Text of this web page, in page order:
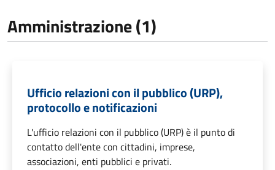
Amministrazione (1)
Ufficio relazioni con il pubblico (URP),
protocollo e notificazioni
L'ufficio relazioni con il pubblico (URP) è il punto di
contatto dell'ente con cittadini, imprese,
associazioni, enti pubblici e privati.